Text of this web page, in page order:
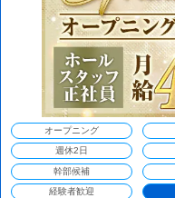
オープニング
週休2日
幹部候補
経験者歓迎